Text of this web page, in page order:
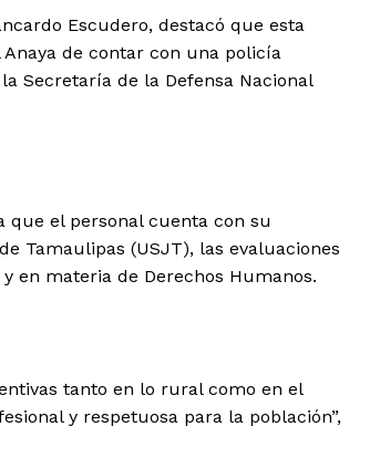
Escudero, destacó que esta
de contar con una policía
Secretaría de la Defensa Nacional
que el personal cuenta con su
Tamaulipas (USJT), las evaluaciones
en materia de Derechos Humanos.
tanto en lo rural como en el
y respetuosa para la población”,